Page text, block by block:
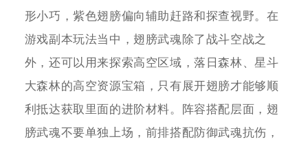
形小巧，紫色翅膀偏向辅助赶路和探查视野。在
游戏副本玩法当中，翅膀武魂除了战斗空战之
外，还可以用来探索高空区域，落日森林、星斗
大森林的高空资源宝箱，只有展开翅膀才能够顺
利抵达获取里面的进阶材料。阵容搭配层面，翅
膀武魂不要单独上场，前排搭配防御武魂抗伤，